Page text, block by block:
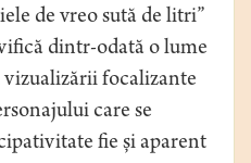
de vreo sută de litri”
dintr-odată o lume
focalizante
care se
fie și aparent